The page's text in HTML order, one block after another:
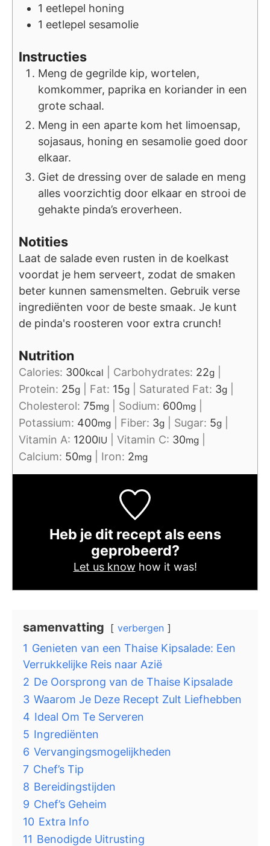
1 eetlepel honing
1 eetlepel sesamolie
Instructies
Meng de gegrilde kip, wortelen,
komkommer, paprika en koriander in een
grote schaal.
Meng in een aparte kom het limoensap,
sojasaus, honing en sesamolie goed door
elkaar.
Giet de dressing over de salade en meng
alles voorzichtig door elkaar en strooi de
gehakte pinda’s eroverheen.
Notities
Laat de salade even rusten in de koelkast
voordat je hem serveert, zodat de smaken
beter kunnen samensmelten. Gebruik verse
ingrediënten voor de beste smaak. Je kunt
de pinda's roosteren voor extra crunch!
Nutrition
Calories: 300kcal Carbohydrates: 22g
Protein: 25g Fat: 15g Saturated Fat: 3g
Cholesterol: 75mg Sodium: 600mg
Potassium: 400mg Fiber: 3g Sugar: 5g
Vitamin A: 1200IU Vitamin C: 30mg
Calcium: 50mg Iron: 2mg
Heb je dit recept als eens
geprobeerd?
Let us know how it was!
samenvatting verbergen
1 Genieten van een Thaise Kipsalade: Een
Verrukkelijke Reis naar Azië
2 De Oorsprong van de Thaise Kipsalade
3 Waarom Je Deze Recept Zult Liefhebben
4 Ideal Om Te Serveren
5 Ingrediënten
6 Vervangingsmogelijkheden
7 Chef’s Tip
8 Bereidingstijden
9 Chef’s Geheim
10 Extra Info
11 Benodigde Uitrusting